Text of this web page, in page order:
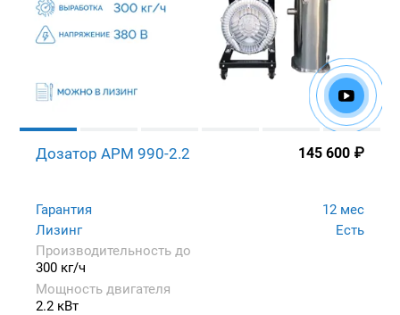
Дозатор APM 990-2.2 145 600 ₽
Гарантия
12 мес
Лизинг
Есть
Производительность до
300 кг/ч
Мощность двигателя
2.2 кВт